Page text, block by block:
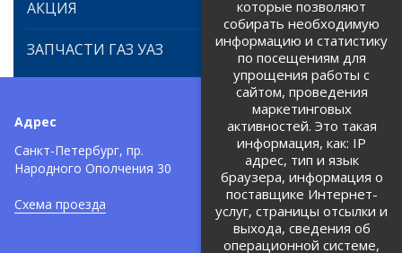
АКЦИЯ
ЗАПЧАСТИ ГАЗ УАЗ
Адрес
Санкт-Петербург, пр.
Народного Ополчения 30
Схема проезда
Телефоны:
+7 (812) 971-42-42
Политика об обработке и
защите персональных данных
Соглашение на обработку
персональных данных
которые позволяют
собирать необходимую
информацию и статистику
по посещениям для
упрощения работы с
сайтом, проведения
маркетинговых
активностей. Это такая
информация, как: IP
адрес, тип и язык
браузера, информация о
поставщике Интернет-
услуг, страницы отсылки и
выхода, сведения об
операционной системе,